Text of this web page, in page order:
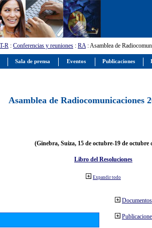
R : Conferencias y reuniones : RA: Asamblea de
Asamblea de Radiocomunicaciones
(Ginebra, Suiza, 15 de octubre-19 de octubre
Libro del Resoluciones
Expandir todo
Documentos
Sala de prensa Eventos Publicaciones